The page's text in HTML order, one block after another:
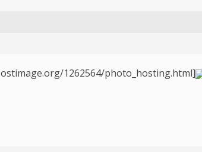
1262564/photo_hosting.html]